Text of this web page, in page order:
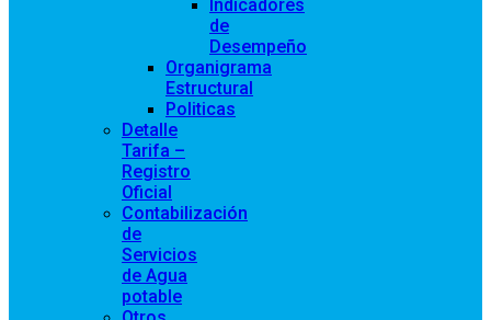
Indicadores
de
Desempeño
Organigrama
Estructural
Politicas
Detalle
Tarifa –
Registro
Oficial
Contabilización
de
Servicios
de Agua
potable